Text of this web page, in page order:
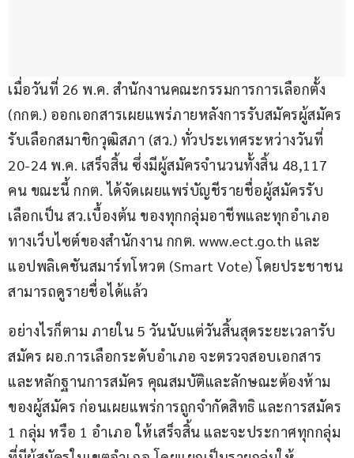
เมื่อวันที่ 26 พ.ค. สำนักงานคณะกรรมการการเลือกตั้ง
(กกต.) ออกเอกสารเผยแพร่ภายหลังการรับสมัครผู้สมัคร
รับเลือกสมาชิกวุฒิสภา (สว.) ทั่วประเทศระหว่างวันที่
20-24 พ.ค. เสร็จสิ้น ซึ่งมีผู้สมัครจำนวนทั้งสิ้น 48,117
คน ขณะนี้ กกต. ได้จัดเผยแพร่บัญชีรายชื่อผู้สมัครรับ
เลือกเป็น สว.เบื้องต้น ของทุกกลุ่มอาชีพและทุกอำเภอ
ทางเว็บไซต์ของสำนักงาน กกต. www.ect.go.th และ
แอปพลิเคชันสมาร์ทโหวต (Smart Vote) โดยประชาชน
สามารถดูรายชื่อได้แล้ว
อย่างไรก็ตาม ภายใน 5 วันนับแต่วันสิ้นสุดระยะเวลารับ
สมัคร ผอ.การเลือกระดับอำเภอ จะตรวจสอบเอกสาร
และหลักฐานการสมัคร คุณสมบัติและลักษณะต้องห้าม
ของผู้สมัคร ก่อนเผยแพร่การถูกจำกัดสิทธิ และการสมัคร
1 กลุ่ม หรือ 1 อำเภอ ให้เสร็จสิ้น และจะประกาศทุกกลุ่ม